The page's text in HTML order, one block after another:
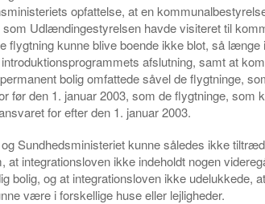
opfattelse, at en
Udlændingestyrelsen havde visiteret til
flygtning kunne blive boende ikke blot, så
afslutning, samt at
bolig omfattede såvel de flygtninge,
før den 1. januar 2003, som de flygtninge, som
for efter den 1. januar 2003.
Sundhedsministeriet kunne således ikke
at integrationsloven ikke indeholdt nogen
bolig, og at integrationsloven ikke udelukkede,
være i forskellige huse eller lejligheder.